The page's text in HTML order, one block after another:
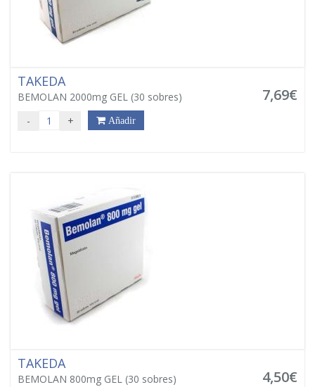
TAKEDA
BEMOLAN 2000mg GEL (30 sobres) 7,69€
- + Añadir
TAKEDA
BEMOLAN 800mg GEL (30 sobres) 4,50€